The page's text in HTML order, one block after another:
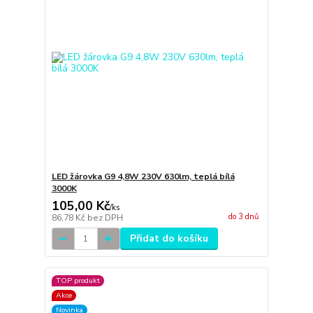
LED žárovka G9 4,8W 230V 630lm, teplá bílá
3000K
105,00 Kč/ks
86,78 Kč bez DPH do 3 dnů
Přidat do košíku
TOP produkt
Akce
Novinka